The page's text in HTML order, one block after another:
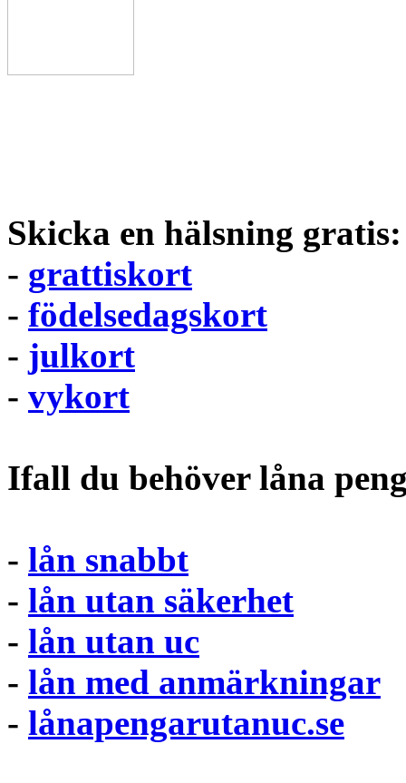
Skicka en hälsning gratis:
- grattiskort
- födelsedagskort
- julkort
- vykort
Ifall du behöver låna
- lån snabbt
- lån utan säkerhet
- lån utan uc
- lån med anmärkningar
- lånapengarutanuc.se